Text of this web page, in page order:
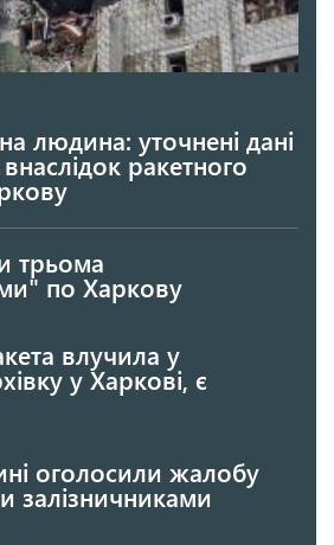
людина: уточнені дані
ракетного
трьома
по Харкову
влучила у
у Харкові, є
оголосили жалобу
залізничниками